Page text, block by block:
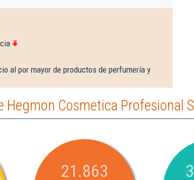
al por mayor de productos de perfumería y
Hegmon Cosmetica Profesional
21.863